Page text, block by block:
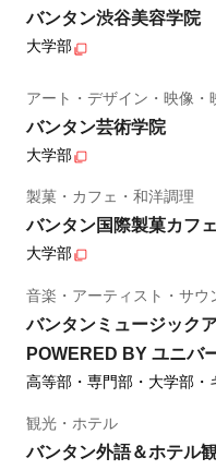
バンタン渋谷美容学院
大学部
アート・デザイン・映像・
バンタン芸術学院
大学部
製菓・カフェ・和洋調理
バンタン国際製菓カフ
大学部
音楽・アーティスト・サウ
バンタンミュージック
POWERED BY ユニバ
高等部・専門部・大学部・
観光・ホテル
バンタン外語＆ホテル